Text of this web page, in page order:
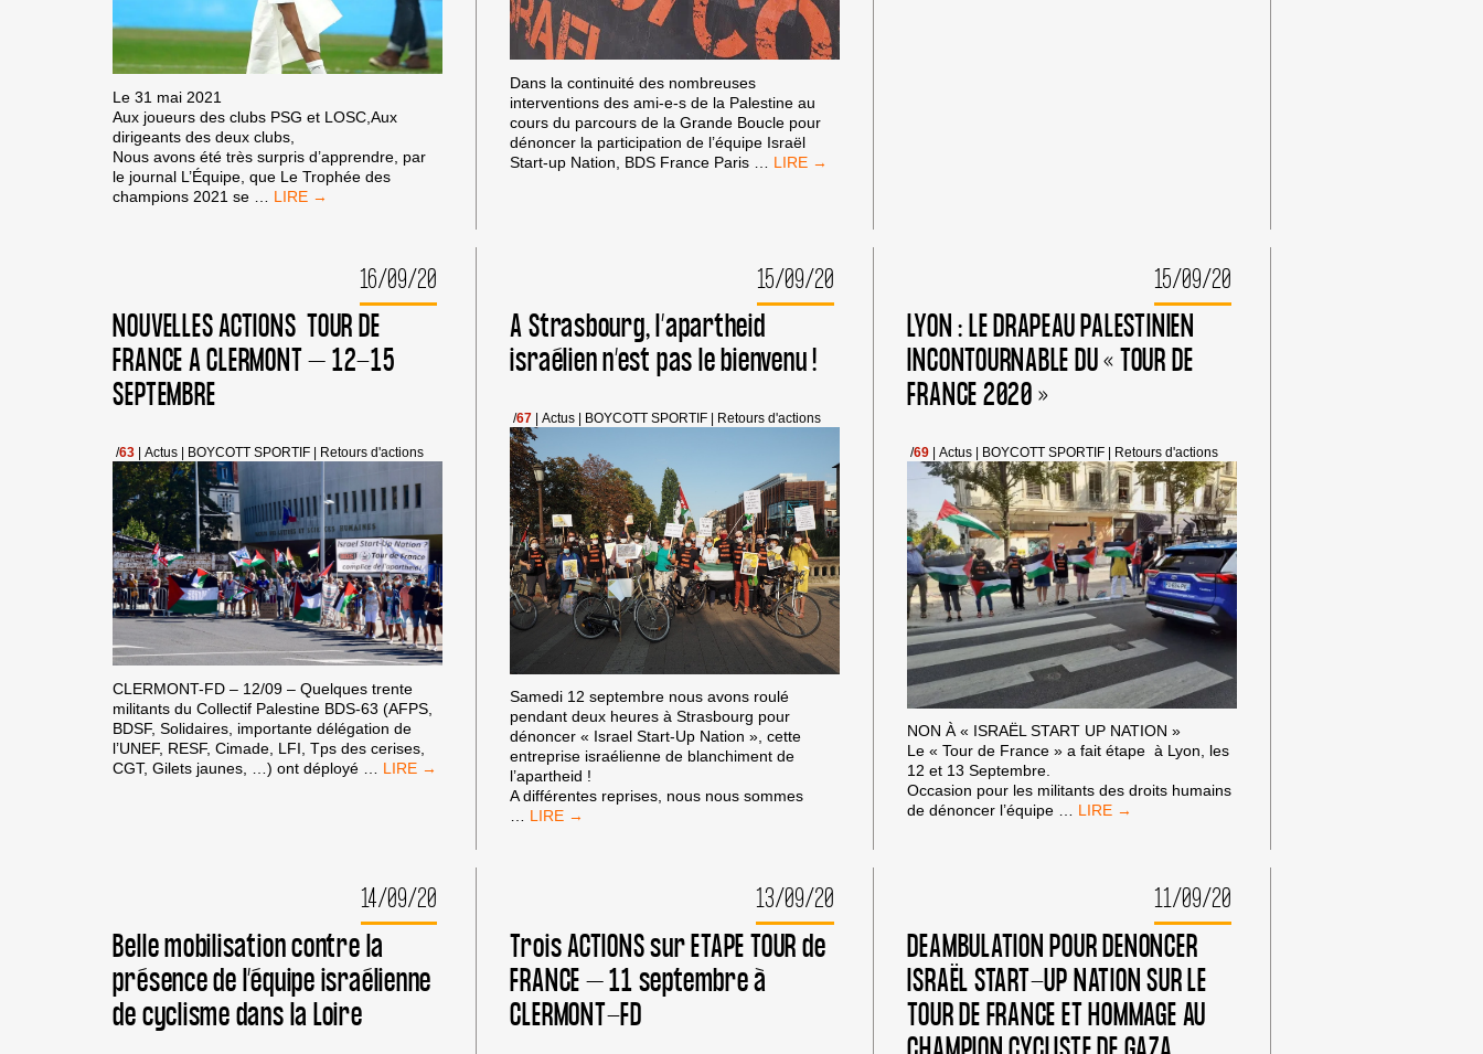
Le 31 mai 2021
Aux joueurs des clubs PSG et LOSC,Aux
dirigeants des deux clubs,
Nous avons été très surpris d’apprendre, par
le journal L’Équipe, que Le Trophée des
champions 2021 se
LE
AU
PSG
ET
AU
Dans la continuité des nombreuses
interventions des ami-e-s de la Palestine au
cours du parcours de la Grande Boucle pour
dénoncer la participation de l’équipe Israël
Start-up Nation, BDS France Paris
FIN
MOBILISATION
DE
PARIS
16/09/20
NOUVELLES ACTIONS TOUR DE
FRANCE A CLERMONT – 12-15
SEPTEMBRE
/63 |Actus BOYCOTT SPORTIF Retours d'actions
CLERMONT-FD – 12/09 – Quelques trente
militants du Collectif Palestine BDS-63 (AFPS,
BDSF, Solidaires, importante délégation de
l’UNEF, RESF, Cimade, LFI, Tps des cerises,
CGT, Gilets jaunes, …) ont déployé
NOUVELLES
CLERMONT
–
12-
15
SEPTEMBRE
15/09/20
A Strasbourg, l’apartheid
israélien n’est pas le bienvenu !
/67 |Actus BOYCOTT SPORTIF Retours d'actions
Samedi 12 septembre nous avons roulé
pendant deux heures à Strasbourg pour
dénoncer « Israel Start-Up Nation », cette
entreprise israélienne de blanchiment de
l’apartheid !
A différentes reprises, nous nous sommes
A
BIENVENU
!
15/09/20
LYON : LE DRAPEAU PALESTINIEN
INCONTOURNABLE DU « TOUR DE
FRANCE 2020 »
/69 |Actus BOYCOTT SPORTIF Retours d'actions
NON À « ISRAËL START UP NATION »
Le « Tour de France » a fait étape à Lyon, les
12 et 13 Septembre.
Occasion pour les militants des droits humains
de dénoncer l’équipe
LYON
PALESTINIEN
INCONTOURNABLE
« TOUR
DE
FRANCE
2020 »
14/09/20
Belle mobilisation contre la
présence de l’équipe israélienne
de cyclisme dans la Loire
13/09/20
Trois ACTIONS sur ETAPE TOUR de
FRANCE – 11 septembre à
CLERMONT-FD
11/09/20
DEAMBULATION POUR DENONCER
ISRAËL START-UP NATION SUR LE
TOUR DE FRANCE ET HOMMAGE AU